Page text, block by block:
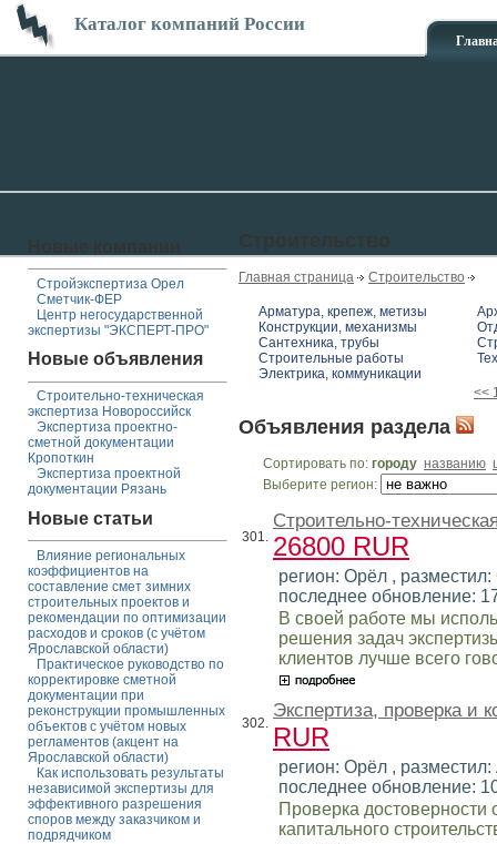
Каталог компаний России
Стройэкспертиза Орел
Сметчик-ФЕР
Центр негосударственной
экспертизы "ЭКСПЕРТ-ПРО"
Новые объявления
Строительно-техническая
экспертиза Новороссийск
Экспертиза проектно-
сметной документации
Кропоткин
Экспертиза проектной
документации Рязань
Новые статьи
Влияние региональных
коэффициентов на
составление смет зимних
строительных проектов и
рекомендации по оптимизации
расходов и сроков (с учётом
Ярославской области)
Практическое руководство по
корректировке сметной
документации при
реконструкции промышленных
объектов с учётом новых
регламентов (акцент на
Ярославской области)
Как использовать результаты
независимой экспертизы для
эффективного разрешения
споров между заказчиком и
подрядчиком
Главная страница Строительство
Арматура, крепеж, метизы
Конструкции, механизмы
Сантехника, трубы
Строительные работы
Электрика, коммуникации
<<
Объявления раздела
Сортировать по: городу названию
Выберите регион:
301.
Строительно-
26800 RUR
регион: Орёл ,
последнее обновление:
В своей работе мы
решения задач
клиентов лучше всего
302.
Экспертиза, проверка и
RUR
регион: Орёл ,
последнее обновление:
Проверка достоверности
капитального